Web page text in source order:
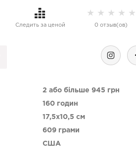
Следить за ценой
★ ★ ★ ★ ★
0 отзыв(ов)
2 або більше 945 грн
160 годин
17,5x10,5 см
609 грами
США